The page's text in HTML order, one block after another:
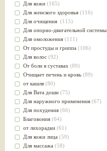
Для кожи (165)
Для женского здоровья (116)
Для очищения (115)
Для опорно-двигательной системы
Для омоложения (111)
От простуды и гриппа (106)
Для волос (92)
От боли в суставах (89)
Очищает печень и кровь (89)
от кашля (80)
Для Вата доши (75)
Для наружного применения (67)
Для похудения (66)
Благовония (64)
от лихорадки (61)
Для кожи лица (59)
Для массажа (58)